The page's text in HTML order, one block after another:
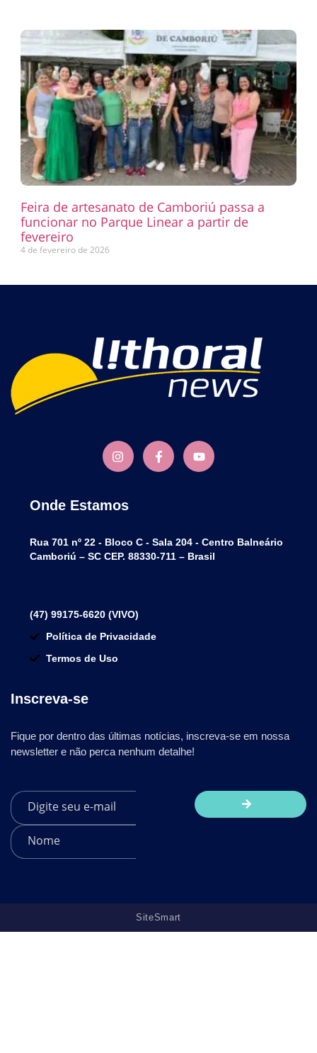
Feira de artesanato de Camboriú passa a
funcionar no Parque Linear a partir de
fevereiro
4 de fevereiro de 2026
Onde Estamos
Rua 701 nº 22 - Bloco C - Sala 204 - Centro Balneário
Camboriú – SC CEP. 88330-711 – Brasil
(47) 99175-6620 (VIVO)
Política de Privacidade
Termos de Uso
Inscreva-se
Fique por dentro das últimas notícias, inscreva-se em nossa
newsletter e não perca nenhum detalhe!
SiteSmart